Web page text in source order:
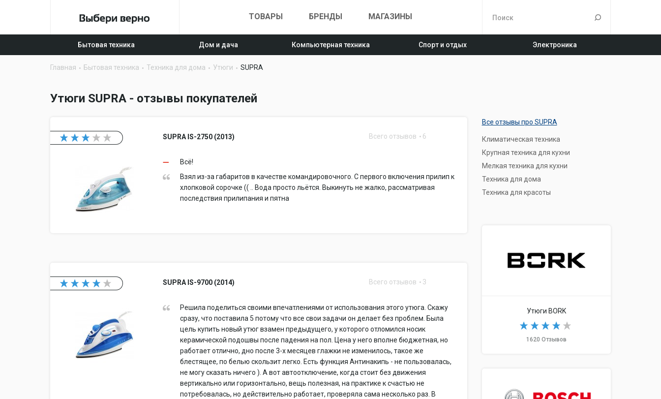
ТОВАРЫ БРЕНДЫ МАГАЗИНЫ
Бытовая техника Дом и дача Компьютерная техника Спорт и отдых Электроника
Главная Бытовая техника Техника для дома Утюги SUPRA
Утюги SUPRA - отзывы покупателей
SUPRA IS-2750 (2013) Всего отзывов 6
Всё!
Взял из-за габаритов в качестве командировочного. С первого включения прилип к
хлопковой сорочке (( .. Вода просто льётся. Выкинуть не жалко, рассматривая
последствия прилипания и пятна
SUPRA IS-9700 (2014) Всего отзывов 3
Решила поделиться своими впечатлениями от использования этого утюга. Скажу
сразу, что поставила 5 потому что все свои задачи он делает без проблем. Была
цель купить новый утюг взамен предыдущего, у которого отломился носик
керамической подошвы после падения на пол. Цена у него вполне бюджетная, но
работает отлично, дно после 3-х месяцев глажки не изменилось, такое же
блестящее, по белью скользит легко. Есть функция Антинакипь - не пользовалась,
не могу сказать ничего ). А вот автоотключение, когда стоит без движения
вертикально или горизонтально, вещь полезная, на практике к счастью не
потребовалась, но действительно работает, проверяла сама несколько раз. В
Все отзывы про SUPRA
Климатическая техника
Крупная техника для кухни
Мелкая техника для кухни
Техника для дома
Техника для красоты
Утюги BORK
1620 Отзывов